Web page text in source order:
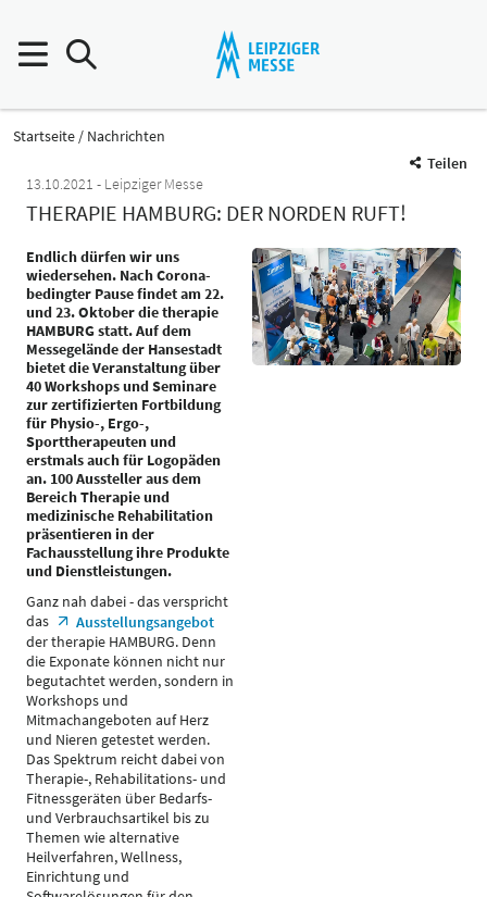
Startseite
Nachrichten
Teilen
13.10.2021
Leipziger Messe
THERAPIE HAMBURG: DER NORDEN RUFT!
Endlich dürfen wir uns
wiedersehen. Nach Corona-
bedingter Pause findet am 22.
und 23. Oktober die therapie
HAMBURG statt. Auf dem
Messegelände der Hansestadt
bietet die Veranstaltung über
40 Workshops und Seminare
zur zertifizierten Fortbildung
für Physio-, Ergo-,
Sporttherapeuten und
erstmals auch für Logopäden
an. 100 Aussteller aus dem
Bereich Therapie und
medizinische Rehabilitation
präsentieren in der
Fachausstellung ihre Produkte
und Dienstleistungen.
Ganz nah dabei - das verspricht
das
Ausstellungsangebot
der therapie HAMBURG. Denn
die Exponate können nicht nur
begutachtet werden, sondern in
Workshops und
Mitmachangeboten auf Herz
und Nieren getestet werden.
Das Spektrum reicht dabei von
Therapie-, Rehabilitations- und
Fitnessgeräten über Bedarfs-
und Verbrauchsartikel bis zu
Themen wie alternative
Heilverfahren, Wellness,
Einrichtung und